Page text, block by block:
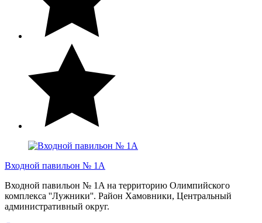
Входной павильон № 1A
Входной павильон № 1A на территорию Олимпийского
комплекса ''Лужники''. Район Хамовники, Центральный
административный округ.